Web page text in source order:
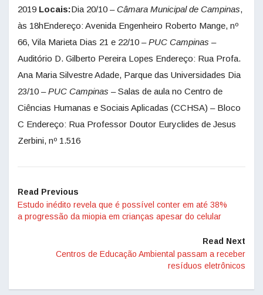
2019 Locais:Dia 20/10 –Câmara Municipal de Campinas,
às 18hEndereço: Avenida Engenheiro Roberto Mange, nº
66, Vila Marieta Dias 21 e 22/10 –PUC Campinas –
Auditório D. Gilberto Pereira Lopes Endereço: Rua Profa.
Ana Maria Silvestre Adade, Parque das Universidades Dia
23/10 –PUC Campinas – Salas de aula no Centro de
Ciências Humanas e Sociais Aplicadas (CCHSA) – Bloco
C Endereço: Rua Professor Doutor Euryclides de Jesus
Zerbini, nº 1.516
Read Previous
Estudo inédito revela que é possível conter em até 38%
a progressão da miopia em crianças apesar do celular
Read Next
Centros de Educação Ambiental passam a receber
resíduos eletrônicos